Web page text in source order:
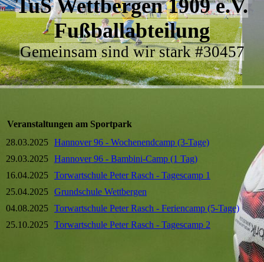
TuS Wettbergen 1909 e.V.
Fußballabteilung
Gemeinsam sind wir stark #30457
Veranstaltungen am Sportpark
28.03.2025 Hannover 96 - Wochenendcamp (3-Tage)
29.03.2025 Hannover 96 - Bambini-Camp (1 Tag)
16.04.2025 Torwartschule Peter Rasch - Tagescamp 1
25.04.2025 Grundschule Wettbergen
04.08.2025 Torwartschule Peter Rasch - Feriencamp (5-Tage)
25.10.2025 Torwartschule Peter Rasch - Tagescamp 2